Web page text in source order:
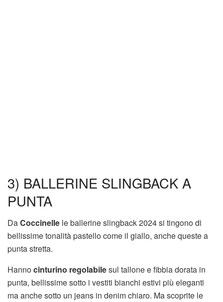
3) BALLERINE SLINGBACK A
PUNTA
DaCoccinelle le ballerine slingback 2024 si tingono di
bellissime tonalità pastello come il giallo, anche queste a
punta stretta.
Hannocinturino regolabilesul tallone e fibbia dorata in
punta, bellissime sotto i vestiti bianchi estivi più eleganti
ma anche sotto un jeans in denim chiaro. Ma scoprite le